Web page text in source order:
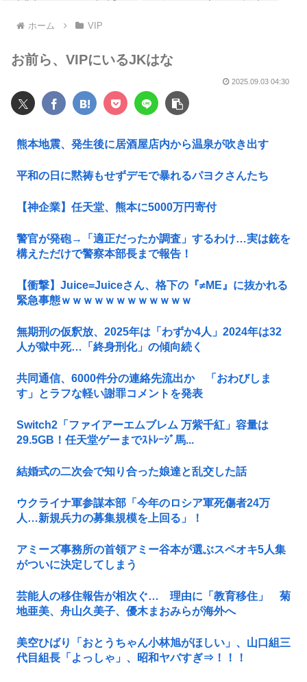
の多さの双方に共通する要因は若
ホーム VIP
お前ら、VIPにいるJKはな
2025.09.03 04:30
熊本地震、発生後に居酒屋店内から温泉が吹き出す
平和の日に黙祷もせずデモで暴れるパヨクさんたち
【神企業】任天堂、熊本に5000万円寄付
警官が発砲→「適正だったか調査」するわけ…実は銃を
構えただけで警察本部長まで報告！
【衝撃】Juice=Juiceさん、格下の『≠ME』に抜かれる
緊急事態ｗｗｗｗｗｗｗｗｗｗｗｗ
無期刑の仮釈放、2025年は「わずか4人」2024年は32
人が獄中死…「終身刑化」の傾向続く
共同通信、6000件分の連絡先流出か 「おわびしま
す」とラフな軽い謝罪コメントを発表
Switch2「ファイアーエムブレム 万紫千紅」容量は
29.5GB！任天堂ゲーまでｽﾄﾚｰｼﾞ馬...
結婚式の二次会で知り合った娘達と乱交した話
ウクライナ軍参謀本部「今年のロシア軍死傷者24万
人…新規兵力の募集規模を上回る」！
アミーズ事務所の首領アミー谷本が選ぶスペオキ5人集
がついに決定してしまう
芸能人の移住報告が相次ぐ… 理由に「教育移住」 菊
地亜美、舟山久美子、優木まおみらが海外へ
美空ひばり「おとうちゃん小林旭がほしい」、山口組三
代目組長「よっしゃ」、昭和ヤバすぎ⇒！！！